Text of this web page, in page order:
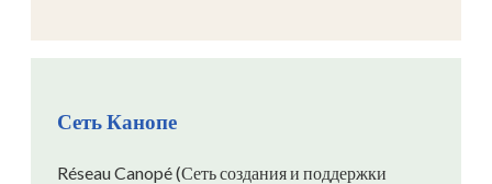
Сеть Канопе
Réseau Canopé (Сеть создания и поддержки